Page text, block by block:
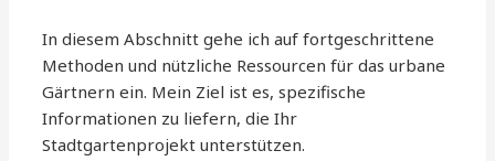
In diesem Abschnitt gehe ich auf fortgeschrittene
Methoden und nützliche Ressourcen für das urbane
Gärtnern ein. Mein Ziel ist es, spezifische
Informationen zu liefern, die Ihr
Stadtgartenprojekt unterstützen.